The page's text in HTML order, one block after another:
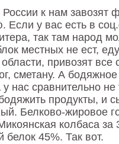
России к нам завозят
Если у вас есть в
так там народ
местных не ест,
области, привозят все
сметану. А
нас сравнительно не
продукты, и
Белково-жировое
колбаса за
белок 45%. Так вот.